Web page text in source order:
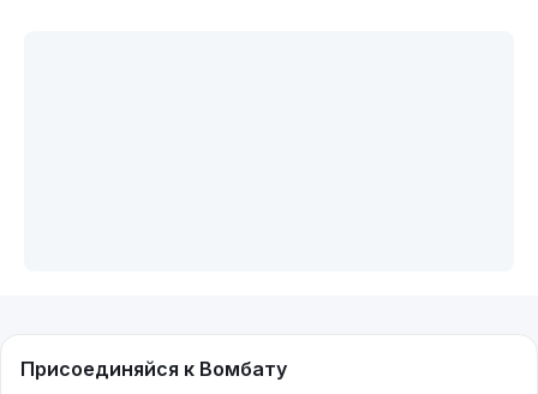
Присоединяйся к Вомбату